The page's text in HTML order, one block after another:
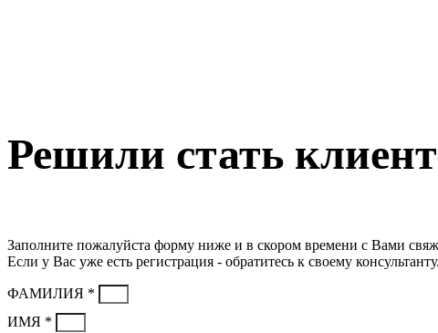
Решили стать
Заполните пожалуйста форму ниже и в скором времени с Вами
Если у Вас уже есть регистрация - обратитесь к своему консультанту.
ФАМИЛИЯ *
ИМЯ *